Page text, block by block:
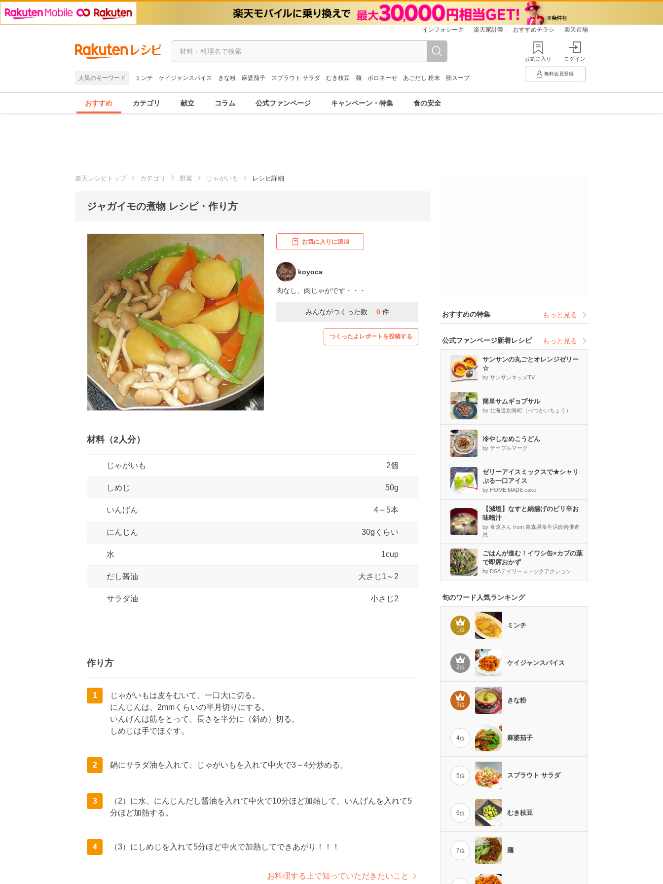
インフォシーク 楽天家計簿 おすすめチラシ 楽天市場
人気のキーワード ミンチ ケイジャンスパイス きな粉 麻婆茄子 スプラウト サラダ むき枝豆 麺 ボロネーゼ あごだし 粉末 卵スープ
お気に入り ログイン
無料会員登録
おすすめ カテゴリ 献立 コラム 公式ファンページ キャンペーン・特集 食の安全
楽天レシピトップ カテゴリ 野菜 じゃがいも レシピ詳細
ジャガイモの煮物 レシピ・作り方
お気に入りに追加
koyoca
肉なし、肉じゃがです・・・
みんながつくった数 0 件
つくったよレポートを投稿する
材料（2人分）
じゃがいも 2個
しめじ 50g
いんげん 4～5本
にんじん 30gくらい
水 1cup
だし醤油 大さじ1～2
サラダ油 小さじ2
作り方
1
じゃがいもは皮をむいて、一口大に切る。
にんじんは、2mmくらいの半月切りにする。
いんげんは筋をとって、長さを半分に（斜め）切る。
しめじは手でほぐす。
2 鍋にサラダ油を入れて、じゃがいもを入れて中火で3～4分炒める。
3
（2）に水、にんじんだし醤油を入れて中火で10分ほど加熱して、いんげんを入れて5
分ほど加熱する。
4 （3）にしめじを入れて5分ほど中火で加熱してできあがり！！！
お料理する上で知っていただきたいこと
おすすめの特集 もっと見る
公式ファンページ新着レシピ もっと見る
サンサンの丸ごとオレンジゼリー
☆
by サンサンキッズTV
簡単サムギョプサル
by 北海道別海町（べつかいちょう）
冷やしなめこうどん
by テーブルマーク
ゼリーアイスミックスで★シャリ
ぷる一口アイス
by HOME MADE cake
【減塩】なすと絹揚げのピリ辛お
味噌汁
by 食改さん from 青森県食生活改善推進
員
ごはんが進む！イワシ缶×カブの葉
で即席おかず
by DSAデイリーストックアクション
旬のワード人気ランキング
1位
ミンチ
2位
ケイジャンスパイス
3位
きな粉
4位 麻婆茄子
5位 スプラウト サラダ
6位 むき枝豆
7位 麺